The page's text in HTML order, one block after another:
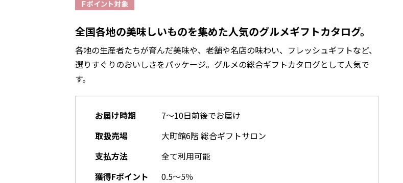
全国各地の美味しいものを集めた人気のグルメギフトカタログ。
各地の生産者たちが育んだ美味や、老舗や名店の味わい、フレッシュギフトなど、
選りすぐりのおいしさをパッケージ。グルメの総合ギフトカタログとして人気で
す。
お届け時期
7～10日前後でお届け
取扱売場
大町館6階 総合ギフトサロン
支払方法
全て利用可能
獲得Fポイント
0.5～5％